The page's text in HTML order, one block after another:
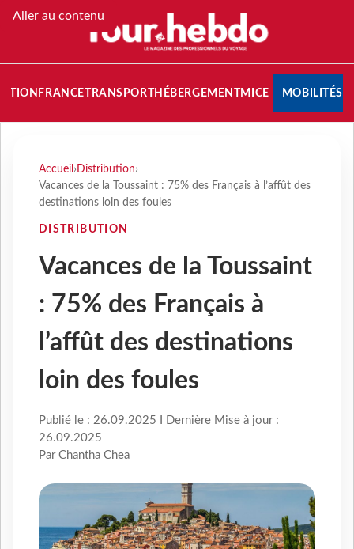
Aller au contenu
FRANCETRANSPORT HÉBERGEMENTMICE MOBILITÉS
Accueil › Distribution›
Vacances de la Toussaint : 75% des Français à l’affût des
destinations loin des foules
DISTRIBUTION
Vacances de la Toussaint
: 75% des Français à
l’affût des destinations
loin des foules
Publié le : 26.09.2025 I Dernière Mise à jour :
26.09.2025
Par Chantha Chea